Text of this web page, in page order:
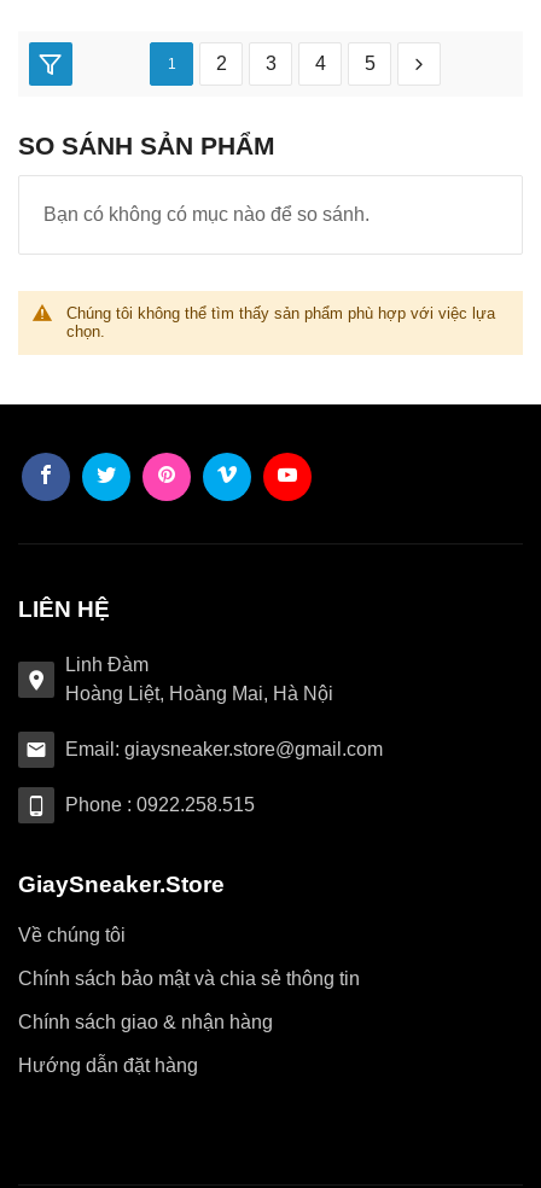
1 2 3 4 5
SO SÁNH SẢN PHẨM
Bạn có không có mục nào để so sánh.
Chúng tôi không thể tìm thấy sản phẩm phù hợp với việc lựa
chọn.
LIÊN HỆ
Linh Đàm
Hoàng Liệt, Hoàng Mai, Hà Nội
Email: giaysneaker.store@gmail.com
Phone : 0922.258.515
GiaySneaker.Store
Về chúng tôi
Chính sách bảo mật và chia sẻ thông tin
Chính sách giao & nhận hàng
Hướng dẫn đặt hàng